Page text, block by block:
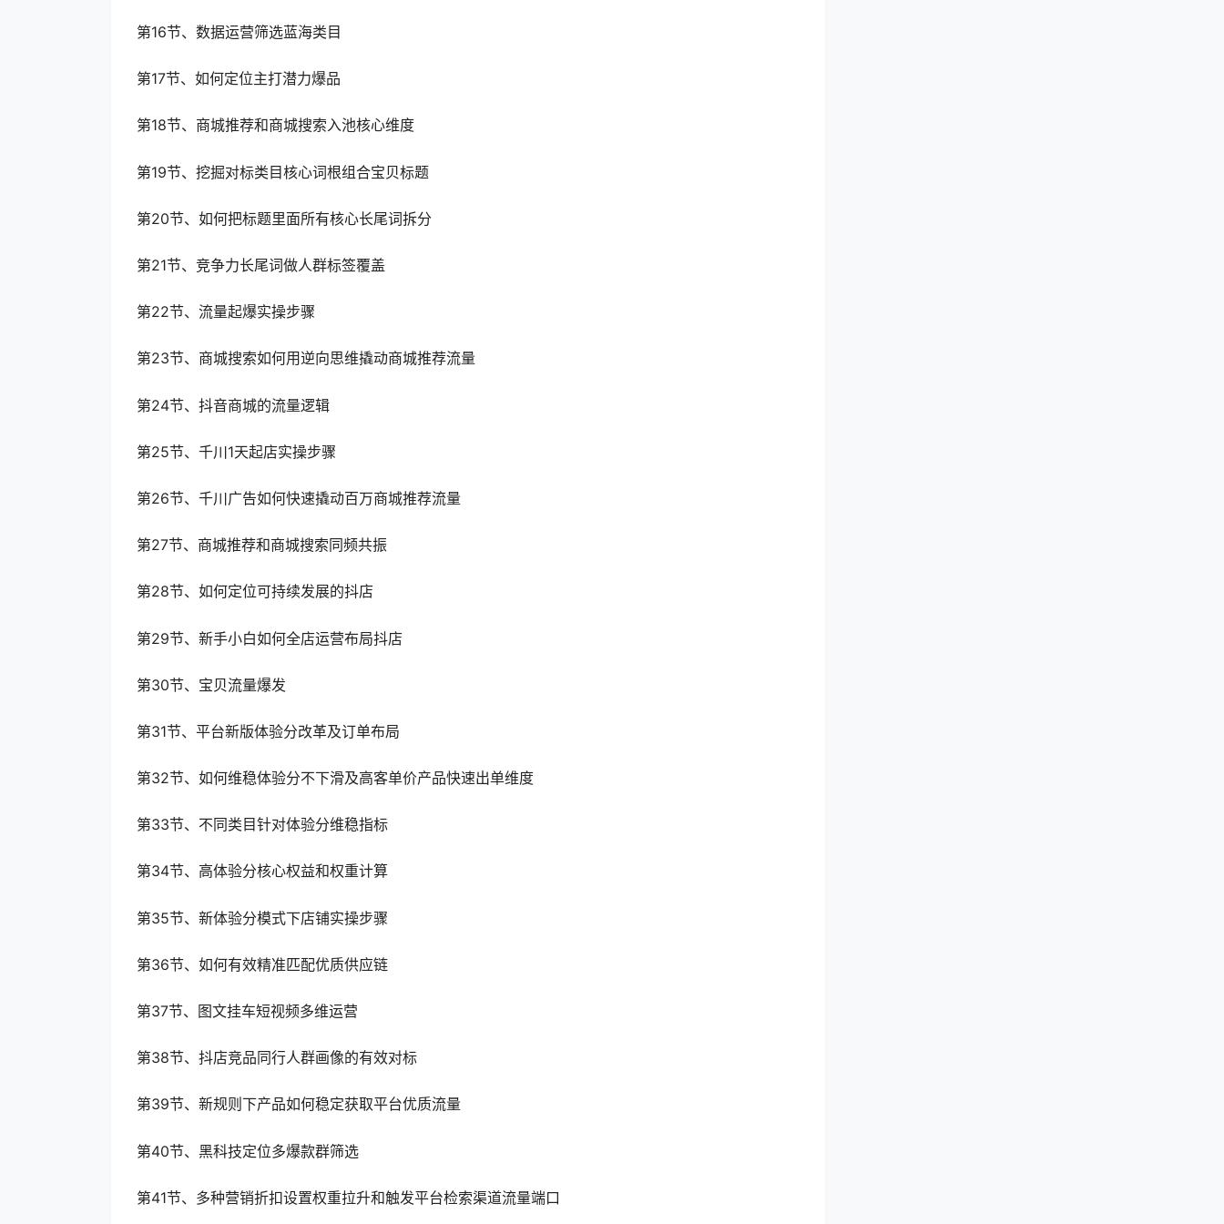
第16节、数据运营筛选蓝海类目
第17节、如何定位主打潜力爆品
第18节、商城推荐和商城搜索入池核心维度
第19节、挖掘对标类目核心词根组合宝贝标题
第20节、如何把标题里面所有核心长尾词拆分
第21节、竞争力长尾词做人群标签覆盖
第22节、流量起爆实操步骤
第23节、商城搜索如何用逆向思维撬动商城推荐流量
第24节、抖音商城的流量逻辑
第25节、千川1天起店实操步骤
第26节、千川广告如何快速撬动百万商城推荐流量
第27节、商城推荐和商城搜索同频共振
第28节、如何定位可持续发展的抖店
第29节、新手小白如何全店运营布局抖店
第30节、宝贝流量爆发
第31节、平台新版体验分改革及订单布局
第32节、如何维稳体验分不下滑及高客单价产品快速出单维度
第33节、不同类目针对体验分维稳指标
第34节、高体验分核心权益和权重计算
第35节、新体验分模式下店铺实操步骤
第36节、如何有效精准匹配优质供应链
第37节、图文挂车短视频多维运营
第38节、抖店竞品同行人群画像的有效对标
第39节、新规则下产品如何稳定获取平台优质流量
第40节、黑科技定位多爆款群筛选
第41节、多种营销折扣设置权重拉升和触发平台检索渠道流量端口